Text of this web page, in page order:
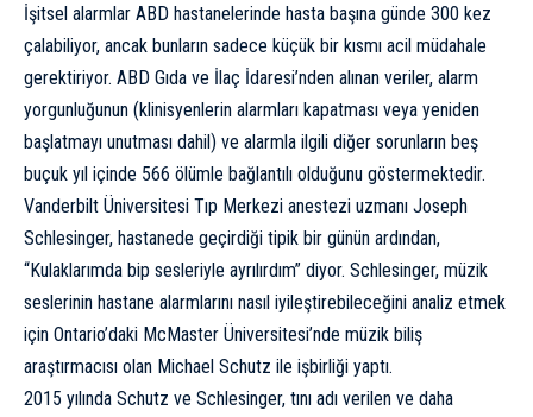
İşitsel alarmlar ABD hastanelerinde hasta başına günde 300 kez
çalabiliyor, ancak bunların sadece küçük bir kısmı acil müdahale
gerektiriyor. ABD Gıda ve İlaç İdaresi’nden alınan veriler, alarm
yorgunluğunun (klinisyenlerin alarmları kapatması veya yeniden
başlatmayı unutması dahil) ve alarmla ilgili diğer sorunların beş
buçuk yıl içinde 566 ölümle bağlantılı olduğunu göstermektedir.
Vanderbilt Üniversitesi Tıp Merkezi anestezi uzmanı Joseph
Schlesinger, hastanede geçirdiği tipik bir günün ardından,
“Kulaklarımda bip sesleriyle ayrılırdım” diyor. Schlesinger, müzik
seslerinin hastane alarmlarını nasıl iyileştirebileceğini analiz etmek
için Ontario’daki McMaster Üniversitesi’nde müzik biliş
araştırmacısı olan Michael Schutz ile işbirliği yaptı.
2015 yılında Schutz ve Schlesinger, tını adı verilen ve daha